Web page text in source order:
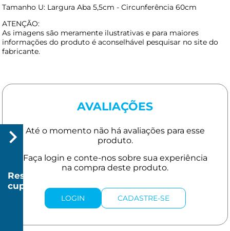
Tamanho U: Largura Aba 5,5cm - Circunferência 60cm
ATENÇÃO:
As imagens são meramente ilustrativas e para maiores
informações do produto é aconselhável pesquisar no site do
fabricante.
AVALIAÇÕES
LOGIN CADASTRE-SE
Resgatar
cupom
20